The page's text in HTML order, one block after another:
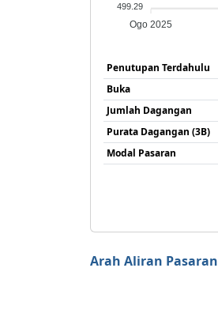
499.29
Ogo 2025
Penutupan Terdahulu
Buka
Jumlah Dagangan
Purata Dagangan (3B)
Modal Pasaran
Arah Aliran Pasaran